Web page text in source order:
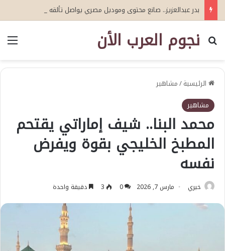
نجوم العرب الأن
بحث عن
الرئيسية/مشاهير
مشاهير
محمد البنا.. شيف إماراتي يقتحم
المطبخ الخليجي بقوة ويفرض
نفسه
خيري مارس 7, 2026 0
3 دقيقة واحدة